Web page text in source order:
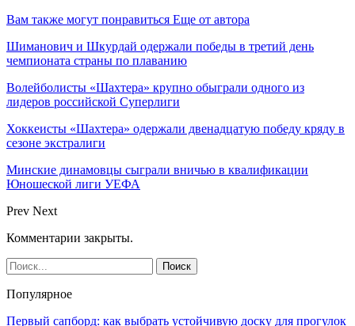
Вам также могут понравиться Еще от автора
Шиманович и Шкурдай одержали победы в третий день
чемпионата страны по плаванию
Волейболисты «Шахтера» крупно обыграли одного из
лидеров российской Суперлиги
Хоккеисты «Шахтера» одержали двенадцатую победу кряду в
сезоне экстралиги
Минские динамовцы сыграли вничью в квалификации
Юношеской лиги УЕФА
Prev Next
Комментарии закрыты.
Популярное
Первый сапборд: как выбрать устойчивую доску для прогулок